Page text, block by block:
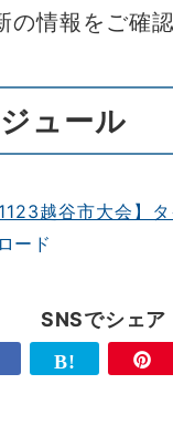
の情報をご確認
ュール
越谷市大会】
ード
SNSでシェア